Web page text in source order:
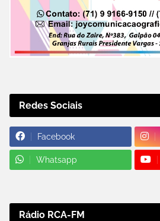
Redes Sociais
Facebook
Whatsapp
Rádio RCA-FM